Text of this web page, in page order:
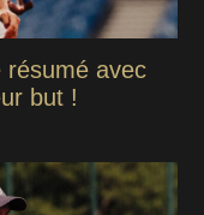
résumé avec
but !